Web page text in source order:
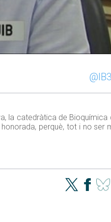
la catedràtica de Bioquímica
perquè, tot i no ser